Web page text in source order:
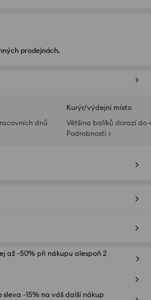
prodejnách.
dnů
Kurýr/výdejní místo
Většina balíků dorazí do
Podrobnosti >
až -50% při nákupu alespoň 2
sleva -15% na váš další nákup